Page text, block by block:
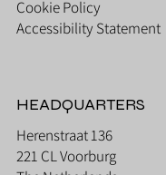
Cookie Policy
Accessibility Statement
HEADQUARTERS
Herenstraat 136
221 CL Voorburg